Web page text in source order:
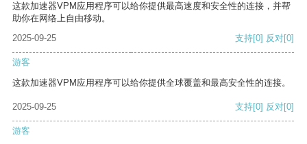
这款加速器VPM应用程序可以给你提供最高速度和安全性的连接，并帮
助你在网络上自由移动。
2025-09-25
支持[0] 反对[0]
游客
这款加速器VPM应用程序可以给你提供全球覆盖和最高安全性的连接。
2025-09-25 支持[0] 反对[0]
游客